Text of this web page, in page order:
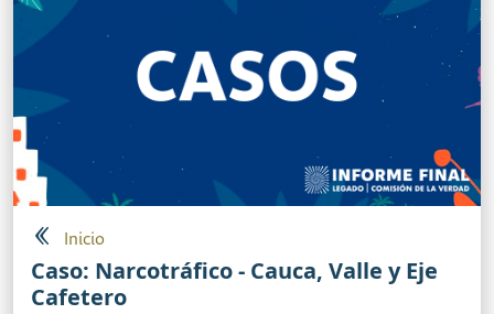
Inicio
Caso: Narcotráfico - Cauca, Valle y Eje
Cafetero